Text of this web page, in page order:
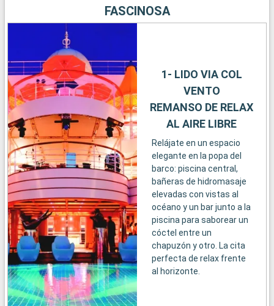
FASCINOSA
1- LIDO VIA COL
VENTO
REMANSO DE RELAX
AL AIRE LIBRE
Relájate en un espacio
elegante en la popa del
barco: piscina central,
bañeras de hidromasaje
elevadas con vistas al
océano y un bar junto a la
piscina para saborear un
cóctel entre un
chapuzón y otro. La cita
perfecta de relax frente
al horizonte.